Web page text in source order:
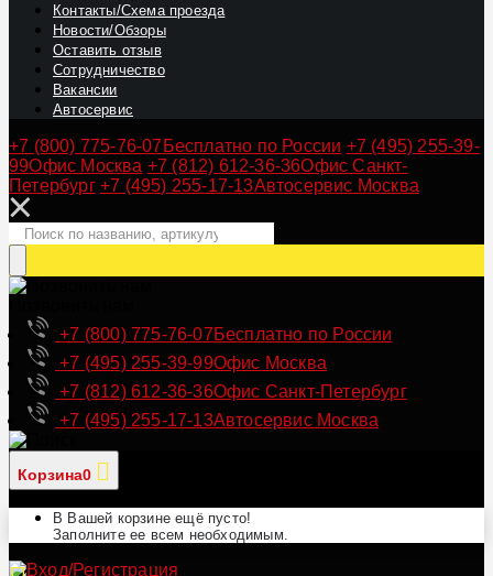
Контакты/Схема проезда
Новости/Обзоры
Оставить отзыв
Сотрудничество
Вакансии
Автосервис
+7 (800) 775-76-07 Бесплатно по России +7 (495) 255-39-
99Офис Москва +7 (812) 612-36-36Офис Санкт-
Петербург +7 (495) 255-17-13Автосервис Москва
+7 (800) 775-76-07Бесплатно по России
+7 (495) 255-39-99Офис Москва
+7 (812) 612-36-36Офис Санкт-Петербург
+7 (495) 255-17-13Автосервис Москва
Корзина0
В Вашей корзине ещё пусто!
Заполните ее всем необходимым.